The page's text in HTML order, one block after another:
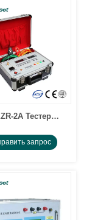
2A Тестер
обмотки
тока
запрос